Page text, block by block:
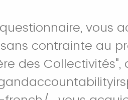
vous
contrainte au
des